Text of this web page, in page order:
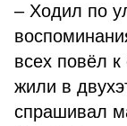
– Ходил по
всех повёл
жили в
спрашивал